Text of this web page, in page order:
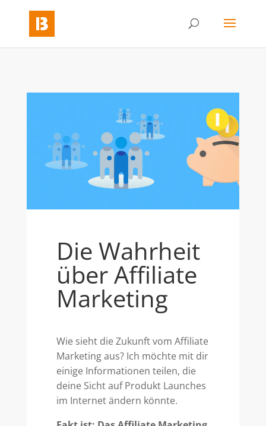
Die Wahrheit
über Affiliate
Marketing
Wie sieht die Zukunft vom Affiliate
Marketing aus? Ich möchte mit dir
einige Informationen teilen, die
deine Sicht auf Produkt Launches
im Internet ändern könnte.